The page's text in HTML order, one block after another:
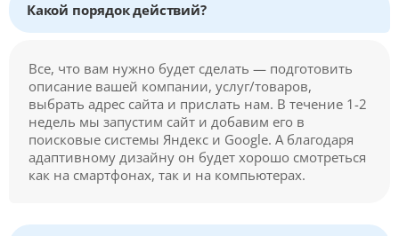
Какой порядок действий?
Все, что вам нужно будет сделать — подготовить
описание вашей компании, услуг/товаров,
выбрать адрес сайта и прислать нам. В течение 1-2
недель мы запустим сайт и добавим его в
поисковые системы Яндекс и Google. А благодаря
адаптивному дизайну он будет хорошо смотреться
как на смартфонах, так и на компьютерах.